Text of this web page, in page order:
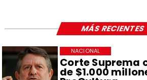
Corte Suprema
de $1.000
NACIONAL
MÁS RECIENTES